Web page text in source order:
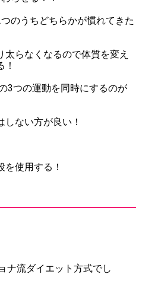
のうちどちらかが慣れてきた
太らなくなるので体質を変え
3つの運動を同時にするのが
しない方が良い！
を使用する！
ナ流ダイエット方式でし